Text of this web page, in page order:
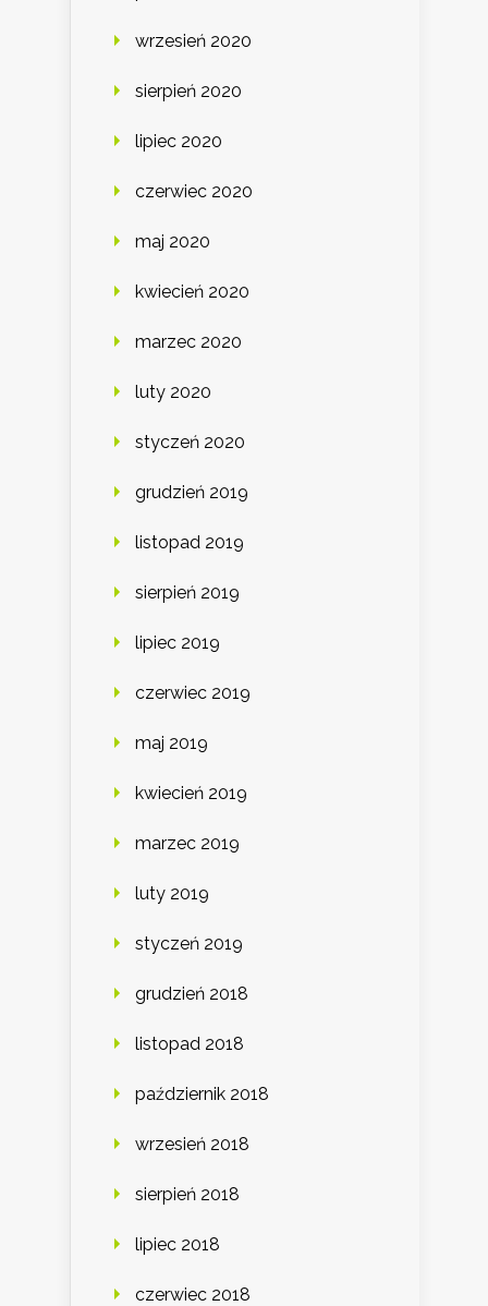
wrzesień 2020
sierpień 2020
lipiec 2020
czerwiec 2020
maj 2020
kwiecień 2020
marzec 2020
luty 2020
styczeń 2020
grudzień 2019
listopad 2019
sierpień 2019
lipiec 2019
czerwiec 2019
maj 2019
kwiecień 2019
marzec 2019
luty 2019
styczeń 2019
grudzień 2018
listopad 2018
październik 2018
wrzesień 2018
sierpień 2018
lipiec 2018
czerwiec 2018